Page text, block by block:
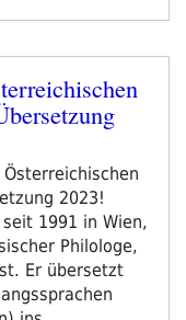
2023!
1991 in Wien,
Philologe,
Er übersetzt